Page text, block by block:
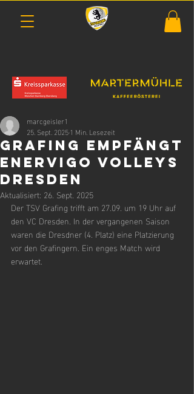
Grafing empfängt
Enervigo VOLLEYS
Dresden
marcgeisler1
25. Sept. 20251 Min. Lesezeit
Aktualisiert: 26. Sept. 2025
Der TSV Grafing trifft am 27.09. um 19 Uhr auf
den VC Dresden. In der vergangenen Saison
waren die Dresdner (4. Platz) eine Platzierung
vor den Grafingern. Ein enges Match wird
erwartet.